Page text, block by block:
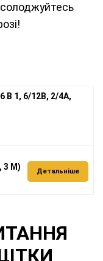
1, 6/12В, 2/4А,
3 М) Детальніше